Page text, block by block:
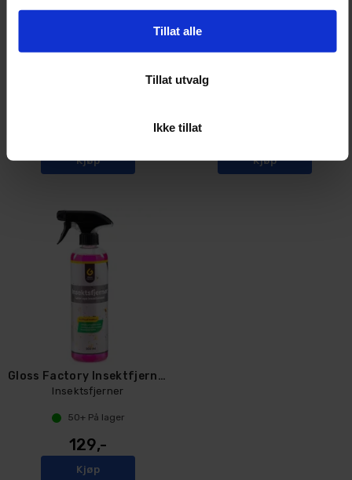
Tillat alle
Tillat utvalg
Ikke tillat
Carpro BugOut 1 Liter m/trigger
Fjerner effektivt insektrester
Kjøp
Fjerner effektivt insektrester
Kjøp
Gloss Factory Insektfjerner, 500ml
Insektsfjerner
50+På lager
129,-
Kjøp